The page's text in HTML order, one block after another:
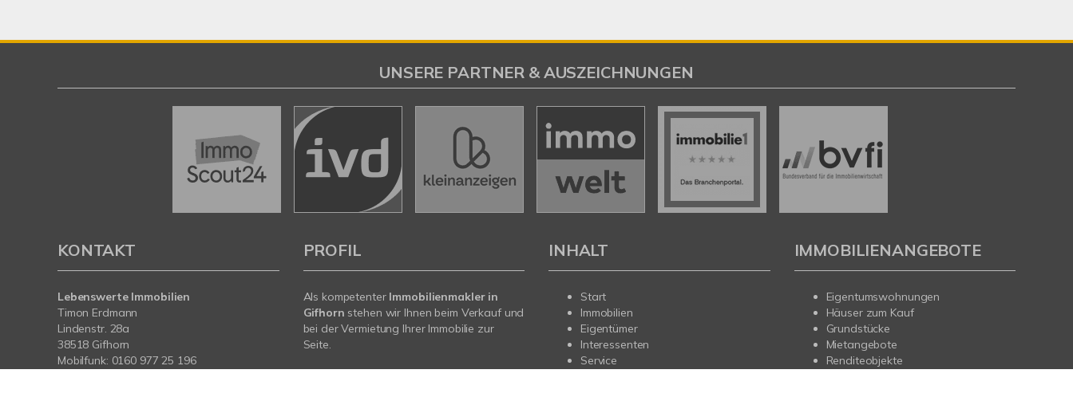
UNSERE PARTNER & AUSZEICHNUNGEN
KONTAKT
Lebenswerte Immobilien
Timon Erdmann
Lindenstr. 28a
38518 Gifhorn
Mobilfunk: 0160 977 25 196
PROFIL
Als kompetenter Immobilienmakler in
Gifhorn stehen wir Ihnen beim Verkauf und
bei der Vermietung Ihrer Immobilie zur
Seite.
INHALT
Start
Immobilien
Eigentümer
Interessenten
Service
IMMOBILIENANGEBOTE
Eigentumswohnungen
Häuser zum Kauf
Grundstücke
Mietangebote
Renditeobjekte